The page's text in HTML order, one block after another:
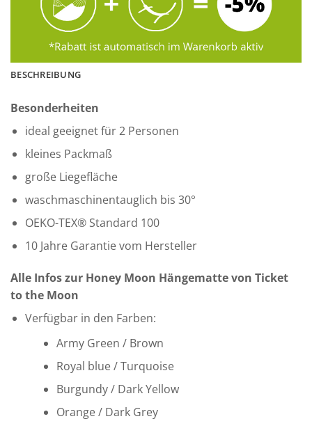
BESCHREIBUNG
Besonderheiten
ideal geeignet für 2 Personen
kleines Packmaß
große Liegefläche
waschmaschinentauglich bis 30°
OEKO-TEX® Standard 100
10 Jahre Garantie vom Hersteller
Alle Infos zur Honey Moon Hängematte von Ticket
to the Moon
Verfügbar in den Farben:
Army Green / Brown
Royal blue / Turquoise
Burgundy / Dark Yellow
Orange / Dark Grey